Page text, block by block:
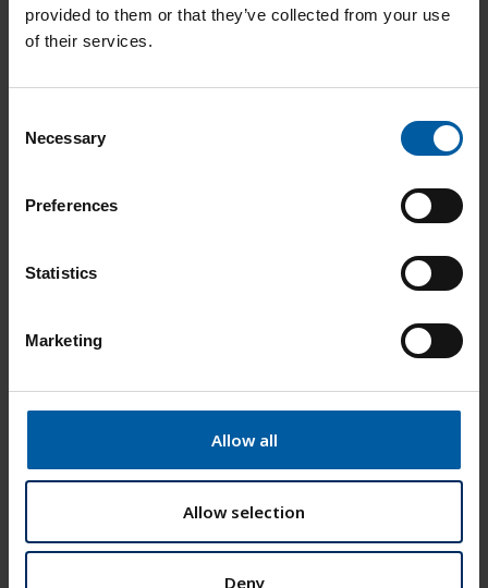
provided to them or that they’ve collected from your use
of their services.
Necessary
Preferences
Statistics
Marketing
Allow all
Allow selection
Deny
Warenkorb